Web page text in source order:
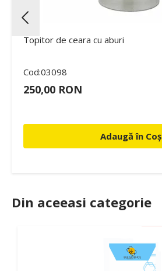
Topitor de ceara cu aburi
Cod:03098
250,00 RON
Adaugă în Coș
Din aceeasi categorie